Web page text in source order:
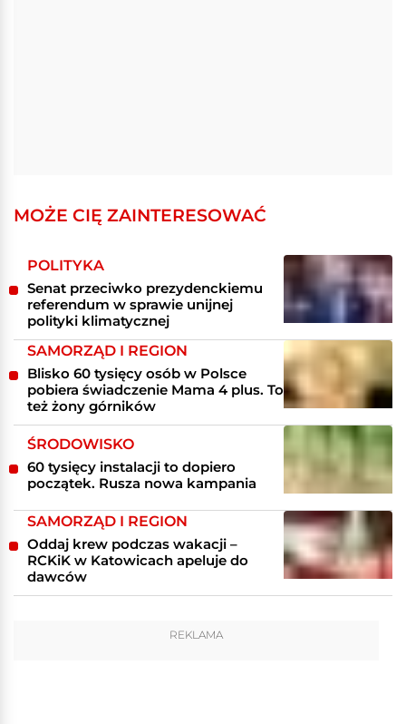
MOŻE CIĘ ZAINTERESOWAĆ
POLITYKA
Senat przeciwko prezydenckiemu
referendum w sprawie unijnej
polityki klimatycznej
SAMORZĄD I REGION
Blisko 60 tysięcy osób w Polsce
pobiera świadczenie Mama 4 plus. To
też żony górników
ŚRODOWISKO
60 tysięcy instalacji to dopiero
początek. Rusza nowa kampania
SAMORZĄD I REGION
Oddaj krew podczas wakacji –
RCKiK w Katowicach apeluje do
dawców
REKLAMA